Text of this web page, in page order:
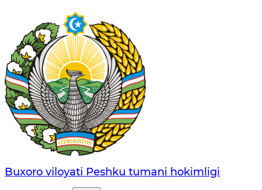
Buxoro viloyati Peshku tumani hokimligi